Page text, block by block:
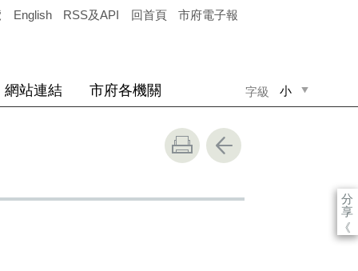
English RSS及API 回首頁 市府電子報
字級 小
網站連結 市府各機關
分
享
《